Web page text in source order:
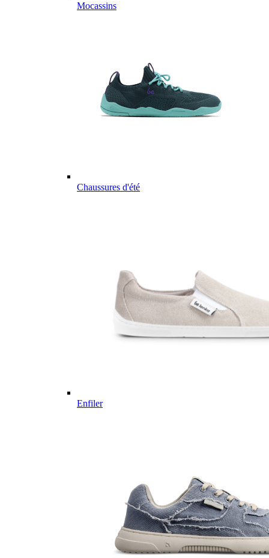
Mocassins
Chaussures d'été
Enfiler